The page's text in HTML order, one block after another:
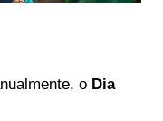
o Dia